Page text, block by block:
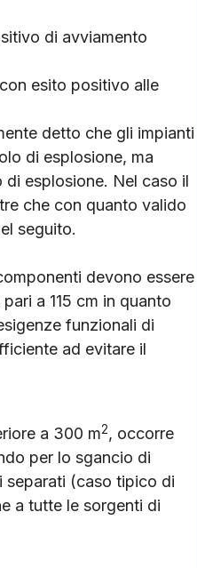
di avviamento
esito positivo alle
detto che gli impianti
di esplosione, ma
esplosione. Nel caso il
che con quanto valido
seguito.
devono essere
a 115 cm in quanto
funzionali di
ad evitare il
a 300 m2, occorre
per lo sgancio di
separati (caso tipico di
a tutte le sorgenti di